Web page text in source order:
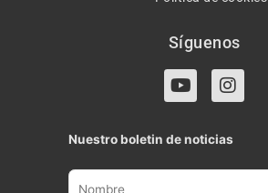
Síguenos
Y
o
t
u
b
I
n
t
a
g
Nuestro boletin de noticias